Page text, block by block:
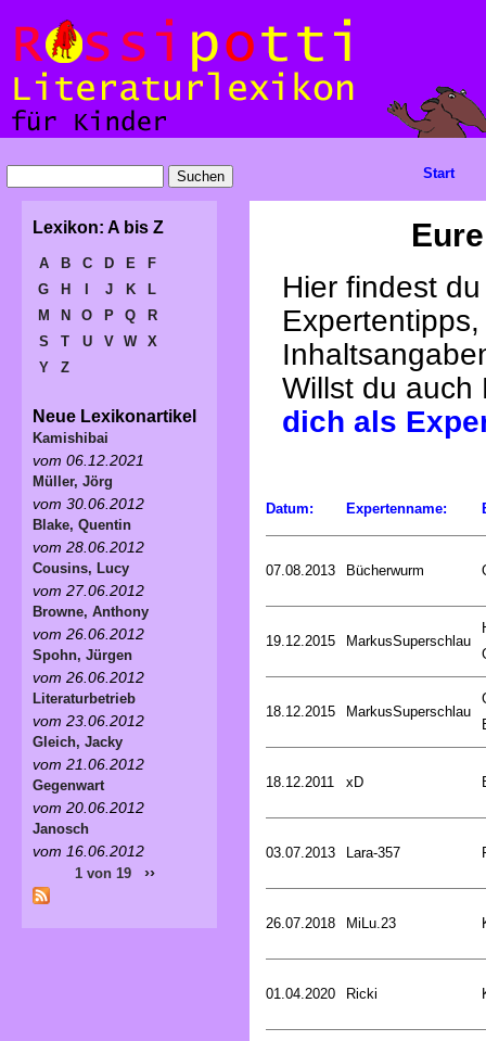
Hier findest
Willst du
dich als
Datum: Expertenname:
07.08.2013 Bücherwurm
19.12.2015 MarkusSuperschlau
18.12.2015 MarkusSuperschlau
18.12.2011 xD
03.07.2013 Lara-357
26.07.2018 MiLu.23
01.04.2020 Ricki
Start
Lexikon: A bis Z
A B C D E
F
G
H J K
L
M
N O P Q
R
S
T U V W
X
Y
Z
Neue Lexikonartikel
Kamishibai
vom 06.12.2021
Müller, Jörg
vom 30.06.2012
Blake, Quentin
vom 28.06.2012
Cousins, Lucy
vom 27.06.2012
Browne, Anthony
vom 26.06.2012
Spohn, Jürgen
vom 26.06.2012
Literaturbetrieb
vom 23.06.2012
Gleich, Jacky
vom 21.06.2012
Gegenwart
vom 20.06.2012
Janosch
vom 16.06.2012
1 von 19 ››